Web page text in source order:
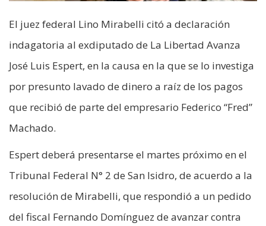
El juez federal Lino Mirabelli citó a declaración
indagatoria al exdiputado de La Libertad Avanza
José Luis Espert, en la causa en la que se lo investiga
por presunto lavado de dinero a raíz de los pagos
que recibió de parte del empresario Federico “Fred”
Machado.
Espert deberá presentarse el martes próximo en el
Tribunal Federal N° 2 de San Isidro, de acuerdo a la
resolución de Mirabelli, que respondió a un pedido
del fiscal Fernando Domínguez de avanzar contra